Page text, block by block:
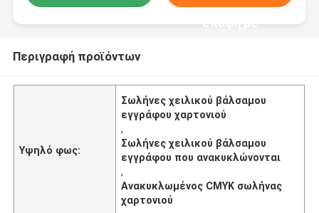
επαφή με
Περιγραφή προϊόντων
Υψηλό φως:
Σωλήνες χειλικού βάλσαμου
εγγράφου χαρτονιού
,
Σωλήνες χειλικού βάλσαμου
εγγράφου που ανακυκλώνονται
,
Ανακυκλωμένος CMYK σωλήνας
χαρτονιού